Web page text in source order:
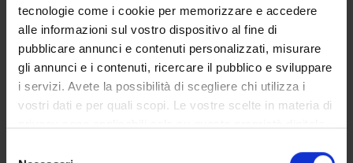
tecnologie come i cookie per memorizzare e accedere
alle informazioni sul vostro dispositivo al fine di
pubblicare annunci e contenuti personalizzati, misurare
gli annunci e i contenuti, ricercare il pubblico e sviluppare
i servizi. Avete la possibilità di scegliere chi utilizza i
vostri dati e per quali scopi. Le vostre scelte in materia di
Giuseppe Bertini
Professore associato
Luana Caselli
Leonardo Chelazzi
Professore ordinario